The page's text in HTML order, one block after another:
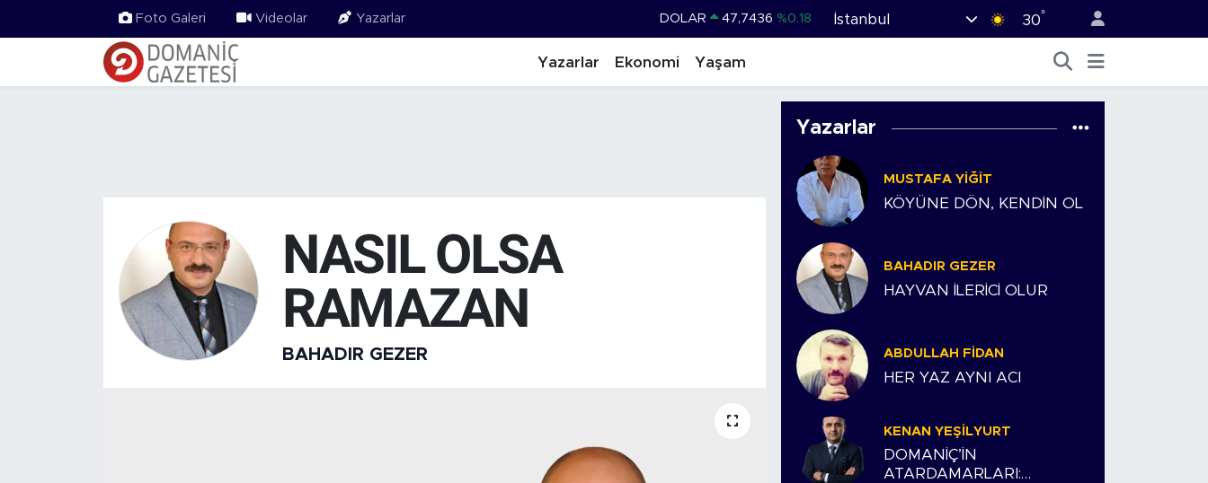
Foto Galeri Videolar Yazarlar DOLAR 47,7436 %0.18
STERLİN 64,4811 %0.38
%-0.18
İstanbul 30°
Yazarlar Ekonomi Yaşam
NASIL OLSA
RAMAZAN
BAHADIR GEZER
Yazarlar
MUSTAFA YIĞIT
KÖYÜNE DÖN, KENDİN OL
BAHADIR GEZER
HAYVAN İLERİCİ OLUR
ABDULLAH FIDAN
HER YAZ AYNI ACI
KENAN YEŞILYURT
DOMANİÇ’İN
ATARDAMARLARI: